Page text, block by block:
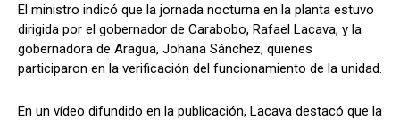
El ministro indicó que la jornada nocturna en la planta estuvo
dirigida por el gobernador de Carabobo, Rafael Lacava, y la
gobernadora de Aragua, Johana Sánchez, quienes
participaron en la verificación del funcionamiento de la unidad.
En un vídeo difundido en la publicación, Lacava destacó que la